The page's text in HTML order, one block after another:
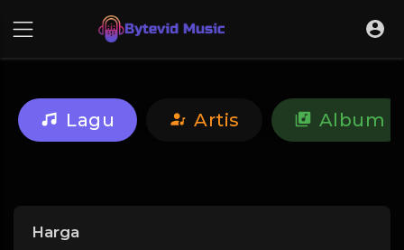
Lagu Artis Album
Harga